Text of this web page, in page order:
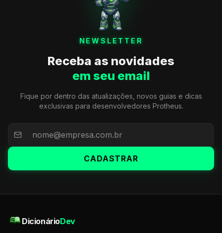
NEWSLETTER
Receba as novidades
em seu email
Fique por dentro das atualizações, novos guias e dicas
exclusivas para desenvolvedores Protheus.
CADASTRAR
DicionárioDev